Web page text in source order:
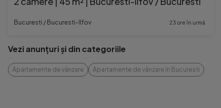
Bucuresti / Bucuresti-Ilfov 23 ore în urmă
Vezi anunțuri și din categoriile
Apartamente de vânzare Apartamente de vânzare în Bucuresti